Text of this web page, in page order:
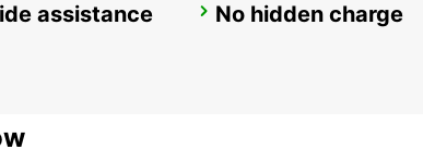
STATION ST AVOLD
assistance No hidden charge